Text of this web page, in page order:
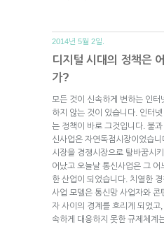
2014년 5월 2일.
디지털 시대의 정책은
가?
모든 것이 신속하게 변하는 인터
하지 않는 것이 있습니다. 인터
는 정책이 바로 그것입니다. 불
신사업은 자연독점시장이었습
시장을 경쟁시장으로 탈바꿈시
어났고 오늘날 통신사업은 그
한 산업이 되었습니다. 치열한
사업 모델은 통신망 사업자와
자 사이의 경계를 흐리게 되었고
속하게 대응하지 못한 규제체계